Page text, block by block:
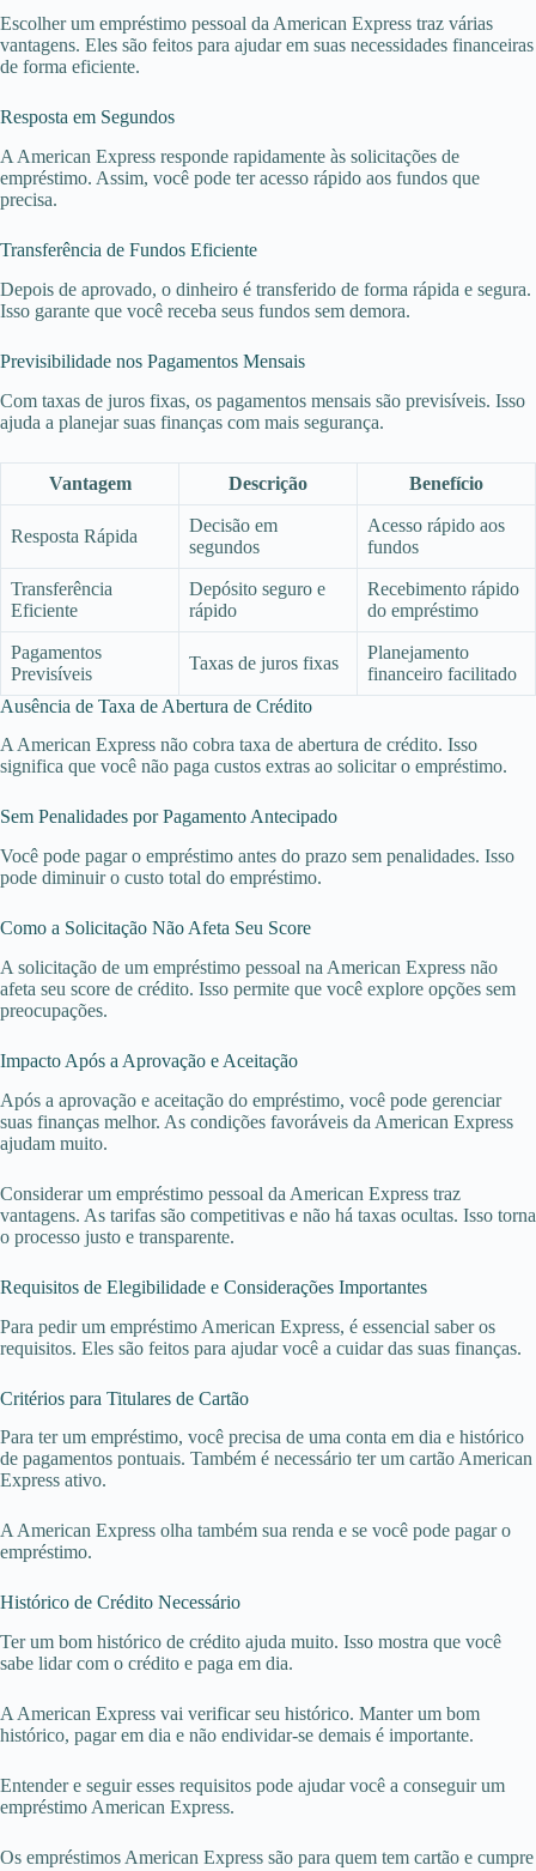
Escolher um empréstimo pessoal da American Express traz várias
vantagens. Eles são feitos para ajudar em suas necessidades financeiras
de forma eficiente.
Resposta em Segundos
A American Express responde rapidamente às solicitações de
empréstimo. Assim, você pode ter acesso rápido aos fundos que
precisa.
Transferência de Fundos Eficiente
Depois de aprovado, o dinheiro é transferido de forma rápida e segura.
Isso garante que você receba seus fundos sem demora.
Previsibilidade nos Pagamentos Mensais
Com taxas de juros fixas, os pagamentos mensais são previsíveis. Isso
ajuda a planejar suas finanças com mais segurança.
Vantagem Descrição Benefício
Resposta Rápida
Decisão em
segundos
Acesso rápido aos
fundos
Transferência
Eficiente
Depósito seguro e
rápido
Recebimento rápido
do empréstimo
Pagamentos
Previsíveis
Taxas de juros fixas
Planejamento
financeiro facilitado
Ausência de Taxa de Abertura de Crédito
A American Express não cobra taxa de abertura de crédito. Isso
significa que você não paga custos extras ao solicitar o empréstimo.
Sem Penalidades por Pagamento Antecipado
Você pode pagar o empréstimo antes do prazo sem penalidades. Isso
pode diminuir o custo total do empréstimo.
Como a Solicitação Não Afeta Seu Score
A solicitação de um empréstimo pessoal na American Express não
afeta seu score de crédito. Isso permite que você explore opções sem
preocupações.
Impacto Após a Aprovação e Aceitação
Após a aprovação e aceitação do empréstimo, você pode gerenciar
suas finanças melhor. As condições favoráveis da American Express
ajudam muito.
Considerar um empréstimo pessoal da American Express traz
vantagens. As tarifas são competitivas e não há taxas ocultas. Isso torna
o processo justo e transparente.
Requisitos de Elegibilidade e Considerações Importantes
Para pedir um empréstimo American Express, é essencial saber os
requisitos. Eles são feitos para ajudar você a cuidar das suas finanças.
Critérios para Titulares de Cartão
Para ter um empréstimo, você precisa de uma conta em dia e histórico
de pagamentos pontuais. Também é necessário ter um cartão American
Express ativo.
A American Express olha também sua renda e se você pode pagar o
empréstimo.
Histórico de Crédito Necessário
Ter um bom histórico de crédito ajuda muito. Isso mostra que você
sabe lidar com o crédito e paga em dia.
A American Express vai verificar seu histórico. Manter um bom
histórico, pagar em dia e não endividar-se demais é importante.
Entender e seguir esses requisitos pode ajudar você a conseguir um
empréstimo American Express.
Os empréstimos American Express são para quem tem cartão e cumpre